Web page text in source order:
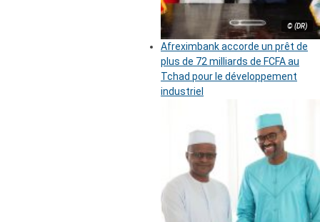
© (DR)
Afreximbank accorde un prêt de
plus de 72 milliards de FCFA au
Tchad pour le développement
industriel